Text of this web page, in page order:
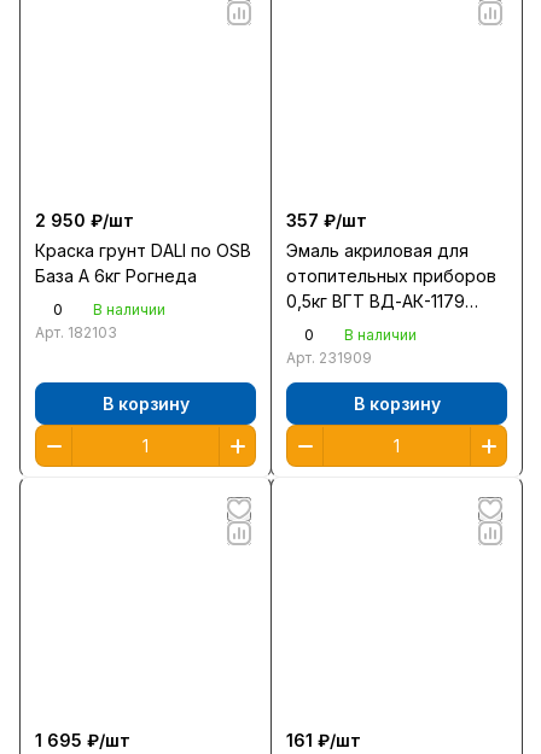
2 950 ₽/шт
Краска грунт DALI по OSB
База А 6кг Рогнеда
0
В наличии
Арт. 182103
В корзину
357 ₽/шт
Эмаль акриловая для
отопительных приборов
0,5кг ВГТ ВД-АК-1179
супербелая
полуглянцевая /6/
0
В наличии
Арт. 231909
В корзину
1 695 ₽/шт
161 ₽/шт